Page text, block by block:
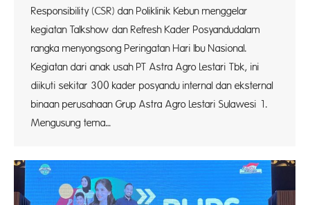
Responsibility (CSR) dan Poliklinik Kebun menggelar
kegiatan Talkshow dan Refresh Kader Posyandudalam
rangka menyongsong Peringatan Hari Ibu Nasional.
Kegiatan dari anak usah PT Astra Agro Lestari Tbk, ini
diikuti sekitar 300 kader posyandu internal dan eksternal
binaan perusahaan Grup Astra Agro Lestari Sulawesi 1.
Mengusung tema…